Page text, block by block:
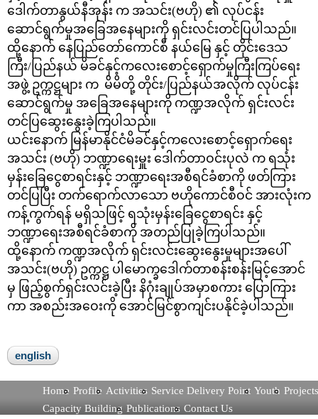
ဒေါက်တာနွယ်နီအုန်း က အသင်း(ဗဟို) ၏ လုပ်ငန်း
ဆောင်ရွက်မှုအခြေအနေများကို ရှင်းလင်းတင်ပြပါသည်။
ထို့နောက် နေပြည်တော်ကောင်စီ နယ်မြေ နှင့် တိုင်းဒေသ
ကြီး/ပြည်နယ် မိခင်နှင့်ကလေးစောင့်ရှောက်မှုကြီးကြပ်ရေး
အဖွဲ့ ဥက္ကဋ္ဌများ က မိမိတို့ တိုင်း/ပြည်နယ်အလိုက် လုပ်ငန်း
ဆောင်ရွက်မှု အခြေအနေများကို ကဏ္ဍအလိုက် ရှင်းလင်း
တင်ပြဆွေးနွေးခဲ့ကြပါသည်။
ယင်းနောက် မြန်မာနိုင်ငံမိခင်နှင့်ကလေးစောင့်ရှောက်ရေး
အသင်း (ဗဟို) ဘဏ္ဍာရေးမှူး ဒေါက်တာဝင်းပုလဲ က ရသုံး
မှန်းခြေငွေစာရင်းနှင့် ဘဏ္ဍာရေးအစီရင်ခံစာကို ဖတ်ကြား
တင်ပြပြီး တက်ရောက်လာသော ဗဟိုကောင်စီဝင် အားလုံးက
ကန့်ကွက်ရန် မရှိသဖြင့် ရသုံးမှန်းခြေငွေစာရင်း နှင့်
ဘဏ္ဍာရေးအစီရင်ခံစာကို အတည်ပြုခဲ့ကြပါသည်။
ထို့နောက် ကဏ္ဍအလိုက် ရှင်းလင်းဆွေးနွေးမှုများအပေါ်
အသင်း(ဗဟို) ဥက္ကဋ္ဌ ပါမောက္ခဒေါက်တာစန်းစန်းမြင့်အောင်
မှ ဖြည့်စွက်ရှင်းလင်းခဲ့ပြီး နိဂုံးချုပ်အမှာစကား ပြောကြား
ကာ အစည်းအဝေးကို အောင်မြင်စွာကျင်းပနိုင်ခဲ့ပါသည်။
english
Home Profile Activities Service Delivery Point Youth Projects
Capacity Building Publications Contact Us